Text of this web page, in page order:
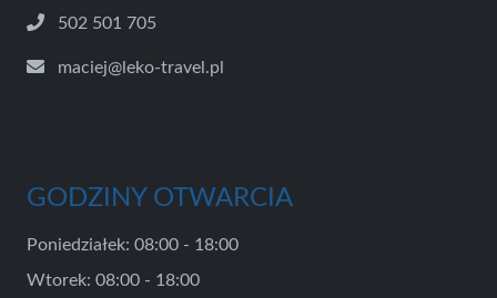
502 501 705
maciej@leko-travel.pl
GODZINY OTWARCIA
Poniedziałek: 08:00 - 18:00
Wtorek: 08:00 - 18:00